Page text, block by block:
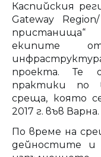
Каспийския
Gateway
екипите
проекта. Те
практики по
среща, която
2017 г. във Варна.
По време на
дейностите и